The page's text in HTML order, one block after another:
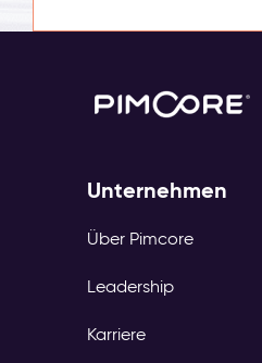
Unternehmen
Über Pimcore
Leadership
Karriere